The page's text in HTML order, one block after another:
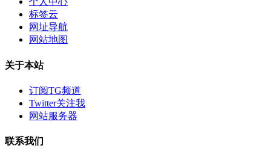
标签云
网址导航
网站地图
关于本站
订阅TG频道
Twitter关注我
网站服务器
联系我们